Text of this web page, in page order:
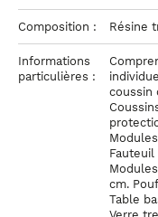
Composition : Résine
Informations
particulières :
coussin
cm.
Table